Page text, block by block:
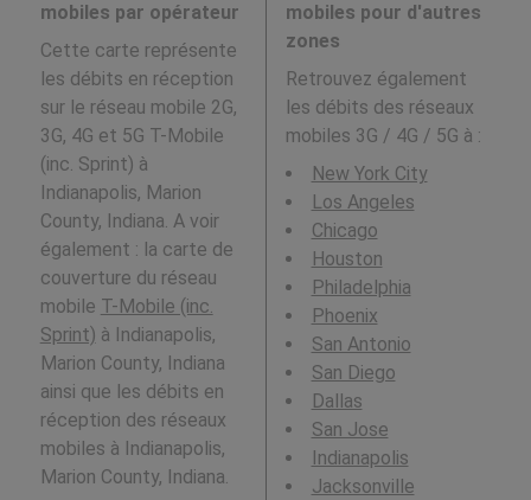
mobiles par opérateur
Cette carte représente
les débits en réception
sur le réseau mobile 2G,
3G, 4G et 5G T-Mobile
(inc. Sprint) à
Indianapolis, Marion
County, Indiana. A voir
également : la carte de
couverture du réseau
mobile T-Mobile (inc.
Sprint) à Indianapolis,
Marion County, Indiana
ainsi que les débits en
réception des réseaux
mobiles à Indianapolis,
Marion County, Indiana.
mobiles pour d'autres
zones
Retrouvez également
les débits des réseaux
mobiles 3G / 4G / 5G à :
New York City
Los Angeles
Chicago
Houston
Philadelphia
Phoenix
San Antonio
San Diego
Dallas
San Jose
Indianapolis
Jacksonville